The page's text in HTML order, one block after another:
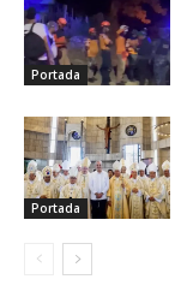
Portada
Portada